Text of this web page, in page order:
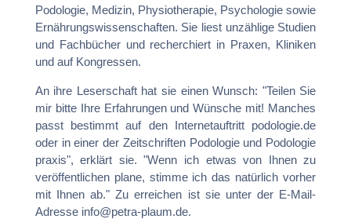
Podologie, Medizin, Physiotherapie, Psychologie sowie
Ernährungswissenschaften. Sie liest unzählige Studien
und Fachbücher und recherchiert in Praxen, Kliniken
und auf Kongressen.
An ihre Leserschaft hat sie einen Wunsch: "Teilen Sie
mir bitte Ihre Erfahrungen und Wünsche mit! Manches
passt bestimmt auf den Internetauftritt podologie.de
oder in einer der Zeitschriften Podologie und Podologie
praxis", erklärt sie. "Wenn ich etwas von Ihnen zu
veröffentlichen plane, stimme ich das natürlich vorher
mit Ihnen ab." Zu erreichen ist sie unter der E-Mail-
Adresse info@petra-plaum.de.